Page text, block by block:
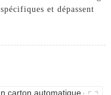
et dépassent